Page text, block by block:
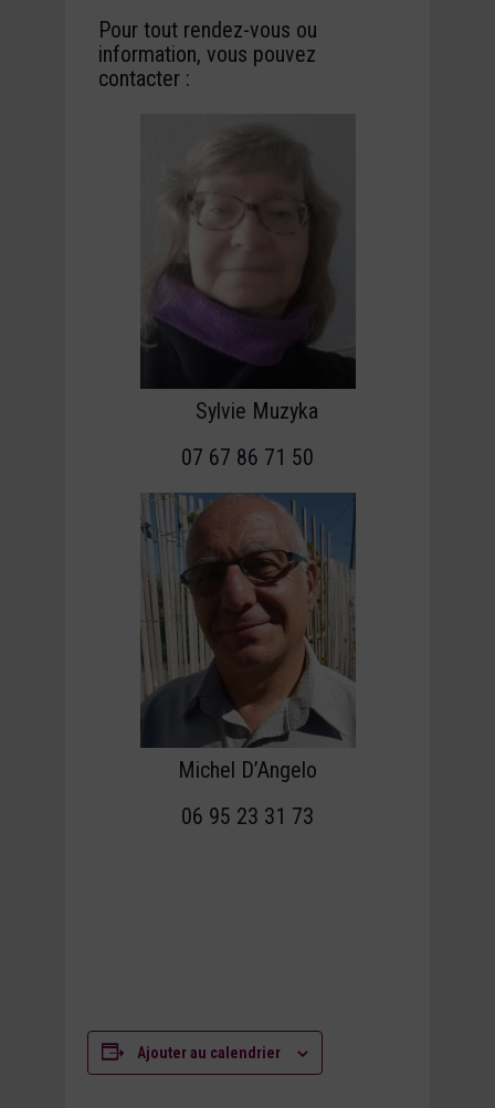
Pour tout rendez-vous ou
information, vous pouvez
contacter :
Sylvie Muzyka
07 67 86 71 50
Michel D’Angelo
06 95 23 31 73
Ajouter au calendrier